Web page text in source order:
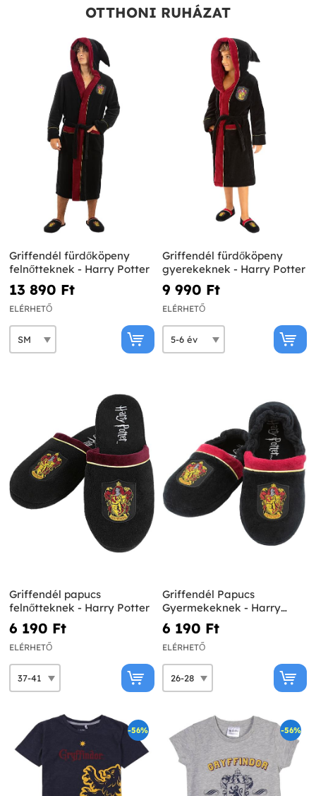
OTTHONI RUHÁZAT
Griffendél fürdőköpeny
felnőtteknek - Harry Potter
13 890 Ft‎
ELÉRHETŐ
Griffendél fürdőköpeny
gyerekeknek - Harry Potter
9 990 Ft‎
ELÉRHETŐ
Griffendél papucs
felnőtteknek - Harry Potter
6 190 Ft‎
ELÉRHETŐ
Griffendél Papucs
Gyermekeknek - Harry
Potter
6 190 Ft‎
ELÉRHETŐ
-56% -56%